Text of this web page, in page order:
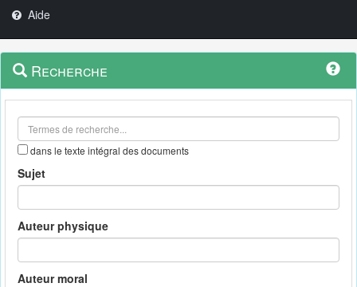
Aide
Navigation
outils
Menu
contextuel
Recherche
dans le texte intégral des documents
Sujet
Auteur physique
Auteur moral